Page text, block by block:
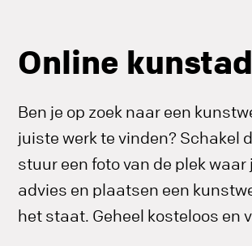
Online
Ben je op zoek naar een
juiste werk te vinden? Schakel
stuur een foto van de plek
advies en plaatsen een
het staat. Geheel kosteloos en